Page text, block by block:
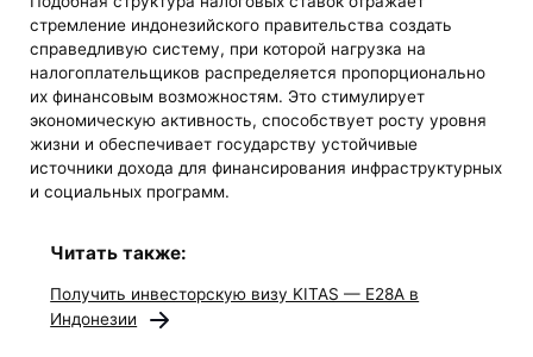
стремление индонезийского правительства создать
справедливую систему, при которой нагрузка на
налогоплательщиков распределяется пропорционально
их финансовым возможностям. Это стимулирует
экономическую активность, способствует росту уровня
жизни и обеспечивает государству устойчивые
источники дохода для финансирования инфраструктурных
и социальных программ.
Читать также:
Получить инвесторcкую визу KITAS — E28А в
Индонезии